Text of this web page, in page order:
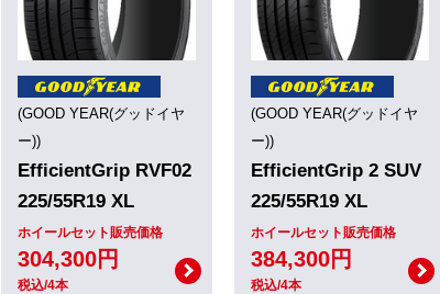
(GOOD YEAR(グッドイヤ
ー))
EfficientGrip RVF02
225/55R19 XL
ホイールセット販売価格
304,300円
税込/4本
(GOOD YEAR(グッドイヤ
ー))
EfficientGrip 2 SUV
225/55R19 XL
ホイールセット販売価格
384,300円
税込/4本